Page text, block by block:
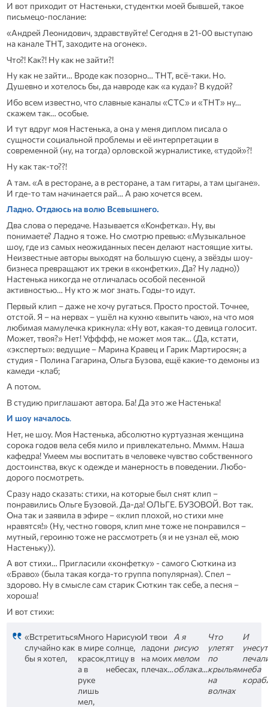
И вот приходит от Настеньки, студентки моей бывшей, такое
письмецо-послание:
«Андрей Леонидович, здравствуйте! Сегодня в 21-00 выступаю
на канале ТНТ, заходите на огонек».
Что?! Как?! Ну как не зайти?!
Ну как не зайти… Вроде как позорно… ТНТ, всё-таки. Но.
Душевно и хотелось бы, да навроде как «а куда»? В кудой?
Ибо всем известно, что славные каналы «СТС» и «ТНТ» ну…
скажем так… особые.
И тут вдруг моя Настенька, а она у меня диплом писала о
сущности социальной проблемы и её интерпретации в
современной (ну, на тогда) орловской журналистике, «тудой»?!
Ну как так-то??!
А там. «А в ресторане, а в ресторане, а там гитары, а там цыгане».
И где-то там начинается рай… А раю хочется всем.
Ладно. Отдаюсь на волю Всевышнего.
Два слова о передаче. Называется «Конфетка». Ну, вы
понимаете? Ладно я тоже. Но смотрю превью: «Музыкальное
шоу, где из самых неожиданных песен делают настоящие хиты.
Неизвестные авторы выходят на большую сцену, а звёзды шоу-
бизнеса превращают их треки в «конфетки». Да? Ну ладно))
Настенька никогда не отличалась особой песенной
активностью… Ну кто ж мог знать. Годы-то идут.
Первый клип – даже не хочу ругаться. Просто простой. Точнее,
отстой. Я – на нервах – ушёл на кухню «выпить чаю», на что моя
любимая мамулечка крикнула: «Ну вот, какая-то девица голосит.
Может, твоя?» Нет! Уфффф, не может моя так… (Да, кстати,
«эксперты»: ведущие – Марина Кравец и Гарик Мартиросян; а
студия - Полина Гагарина, Ольга Бузова, ещё какие-то демоны из
камеди -клаб;
А потом.
В студию приглашают автора. Ба! Да это же Настенька!
И шоу началось.
Нет, не шоу. Моя Настенька, абсолютно куртуазная женщина
сорока годов вела себя мило и привлекательно. Мммм. Наша
кафедра! Умеем мы воспитать в человеке чувство собственного
достоинства, вкус к одежде и манерность в поведении. Любо-
дорого посмотреть.
Сразу надо сказать: стихи, на которые был снят клип –
понравились Ольге Бузовой. Да-да! ОЛЬГЕ. БУЗОВОЙ. Вот так.
Она так и заявила в эфире – «клип плохой, но стихи мне
нравятся!» (Ну, честно говоря, клип мне тоже не понравился –
мутный, героиню тоже не рассмотреть (я и не узнал её, мою
Настеньку)).
А вот стихи… Пригласили «конфетку» - самого Сюткина из
«Браво» (была такая когда-то группа популярная). Спел –
здорово. Ну в смысле сам старик Сюткин так себе, а песня –
хороша!
И вот стихи:
«Встретиться
случайно как
бы я хотел,
Много
в мире
красок,
а в
руке
лишь
мел,
Нарисую
солнце,
птицу в
небесах,
И твои
ладони
на моих
плечах…
А я
рисую
мелом
облака…
Что
улетят
по
крыльям
на
волнах
И
унесут
неба